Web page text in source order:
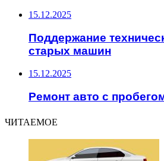
15.12.2025
Поддержание
старых машин
15.12.2025
Ремонт авто с
ЧИТАЕМОЕ